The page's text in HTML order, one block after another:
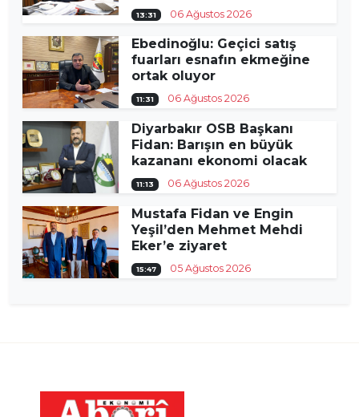
13:31 06 Ağustos 2026
Ebedinoğlu: Geçici satış
fuarları esnafın ekmeğine
ortak oluyor
11:31 06 Ağustos 2026
Diyarbakır OSB Başkanı
Fidan: Barışın en büyük
kazananı ekonomi olacak
11:13 06 Ağustos 2026
Mustafa Fidan ve Engin
Yeşil’den Mehmet Mehdi
Eker’e ziyaret
15:47 05 Ağustos 2026